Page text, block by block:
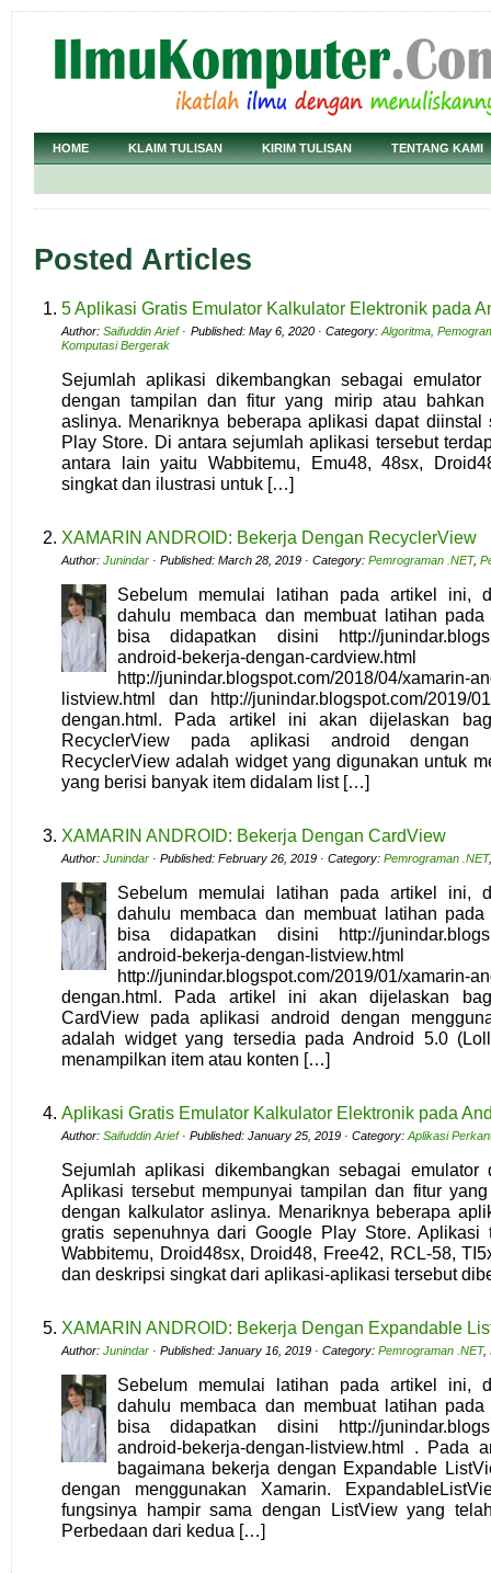
HOME KLAIM TULISAN KIRIM TULISAN TENTANG KAMI
Posted Articles
5 Aplikasi Gratis Emulator Kalkulator Elektronik pada
Author:Saifuddin Arief· Published: May 6, 2020 · Category:Algoritma,
Komputasi Bergerak
Sejumlah aplikasi dikembangkan sebagai
dengan tampilan dan fitur yang mirip atau bahkan
aslinya. Menariknya beberapa aplikasi dapat diinstal
Play Store. Di antara sejumlah aplikasi tersebut
antara lain yaitu Wabbitemu, Emu48, 48sx,
singkat dan ilustrasi untuk […]
XAMARIN ANDROID: Bekerja Dengan RecyclerView
Author: Junindar · Published: March 28, 2019 · Category: Pemrograman .NET,
Sebelum memulai latihan pada artikel ini,
dahulu membaca dan membuat latihan
bisa didapatkan disini http://
android-bekerja-dengan-cardview.html
http://junindar.blogspot.com/2018/04/xamarin-
listview.html dan http://junindar.blogspot.com/2019/
dengan.html. Pada artikel ini akan dijelaskan
RecyclerView pada aplikasi android dengan
RecyclerView adalah widget yang digunakan untuk
yang berisi banyak item didalam list […]
XAMARIN ANDROID: Bekerja Dengan CardView
Author: Junindar · Published: February 26, 2019 · Category: Pemrograman .NET
Sebelum memulai latihan pada artikel ini,
dahulu membaca dan membuat latihan
bisa didapatkan disini http://
android-bekerja-dengan-
http://junindar.blogspot.com/2019/01/xamarin-
dengan.html. Pada artikel ini akan dijelaskan
CardView pada aplikasi android dengan
adalah widget yang tersedia pada Android 5.0
menampilkan item atau konten […]
Aplikasi Gratis Emulator Kalkulator Elektronik pada
Author: Saifuddin Arief· Published: January 25, 2019 · Category: Aplikasi
Sejumlah aplikasi dikembangkan sebagai emulator
Aplikasi tersebut mempunyai tampilan dan fitur
dengan kalkulator aslinya. Menariknya beberapa
gratis sepenuhnya dari Google Play Store. Aplikasi
Wabbitemu, Droid48sx, Droid48, Free42, RCL-58,
dan deskripsi singkat dari aplikasi-aplikasi tersebut
XAMARIN ANDROID: Bekerja Dengan Expandable
Author: Junindar · Published: January 16, 2019 · Category: Pemrograman .NET,
Sebelum memulai latihan pada artikel ini,
dahulu membaca dan membuat latihan
bisa didapatkan disini http://
android-bekerja-dengan-listview.html . Pada
bagaimana bekerja dengan Expandable
dengan menggunakan Xamarin.
fungsinya hampir sama dengan ListView yang
Perbedaan dari kedua […]